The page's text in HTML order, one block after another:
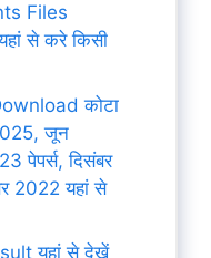
Files
से करे किसी
कोटा
जून
पेपर्स, दिसंबर
2022 यहां से
यहां से देखें